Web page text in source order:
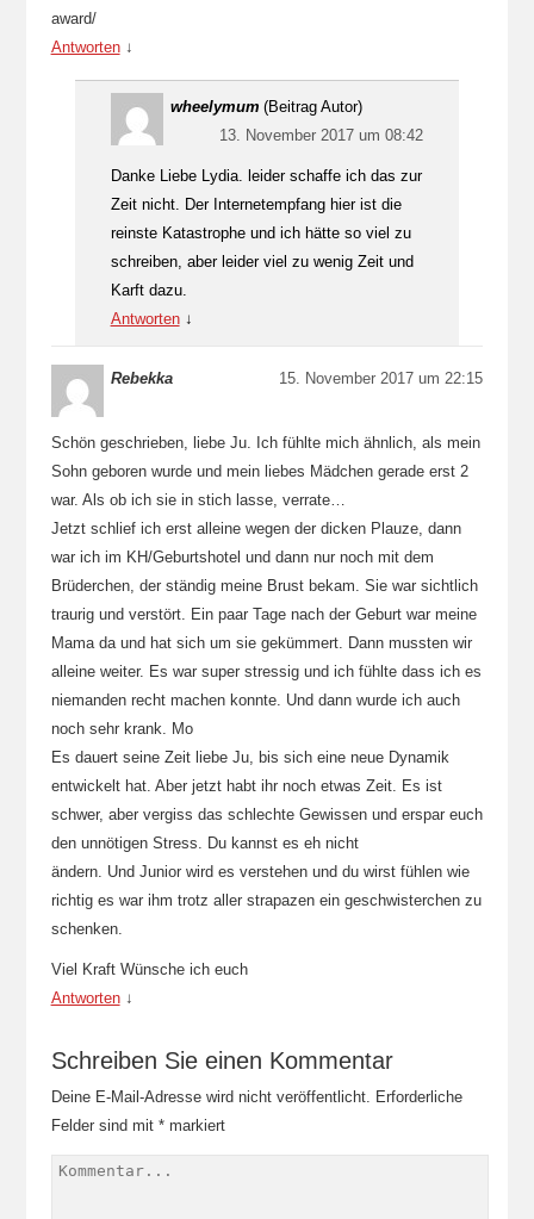
award/
Antworten ↓
wheelymum (Beitrag Autor)
13. November 2017 um 08:42
Danke Liebe Lydia. leider schaffe ich das zur
Zeit nicht. Der Internetempfang hier ist die
reinste Katastrophe und ich hätte so viel zu
schreiben, aber leider viel zu wenig Zeit und
Karft dazu.
Antworten ↓
Rebekka 15. November 2017 um 22:15
Schön geschrieben, liebe Ju. Ich fühlte mich ähnlich, als mein
Sohn geboren wurde und mein liebes Mädchen gerade erst 2
war. Als ob ich sie in stich lasse, verrate…
Jetzt schlief ich erst alleine wegen der dicken Plauze, dann
war ich im KH/Geburtshotel und dann nur noch mit dem
Brüderchen, der ständig meine Brust bekam. Sie war sichtlich
traurig und verstört. Ein paar Tage nach der Geburt war meine
Mama da und hat sich um sie gekümmert. Dann mussten wir
alleine weiter. Es war super stressig und ich fühlte dass ich es
niemanden recht machen konnte. Und dann wurde ich auch
noch sehr krank. Mo
Es dauert seine Zeit liebe Ju, bis sich eine neue Dynamik
entwickelt hat. Aber jetzt habt ihr noch etwas Zeit. Es ist
schwer, aber vergiss das schlechte Gewissen und erspar euch
den unnötigen Stress. Du kannst es eh nicht
ändern. Und Junior wird es verstehen und du wirst fühlen wie
richtig es war ihm trotz aller strapazen ein geschwisterchen zu
schenken.
Viel Kraft Wünsche ich euch
Antworten ↓
Schreiben Sie einen Kommentar
Deine E-Mail-Adresse wird nicht veröffentlicht. Erforderliche
Felder sind mit *markiert